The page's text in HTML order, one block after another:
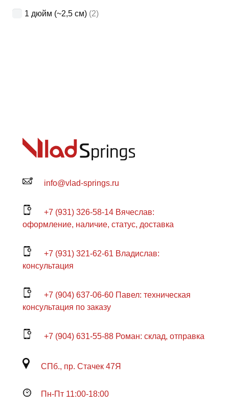
1 дюйм (~2,5 см) (2)
info@vlad-springs.ru
+7 (931) 326-58-14 Вячеслав:
оформление, наличие, статус, доставка
+7 (931) 321-62-61 Владислав:
консультация
+7 (904) 637-06-60 Павел: техническая
консультация по заказу
+7 (904) 631-55-88 Роман: склад, отправка
СПб., пр. Стачек 47Я
Пн-Пт 11:00-18:00